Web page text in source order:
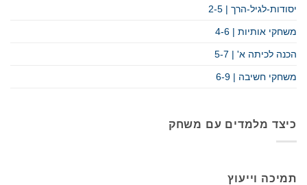
יסודות-לגיל-הרך | 2-5
משחקי אותיות | 4-6
הכנה לכיתה א' | 5-7
משחקי חשיבה | 6-9
כיצד מלמדים עם משחק
תמיכה וייעוץ